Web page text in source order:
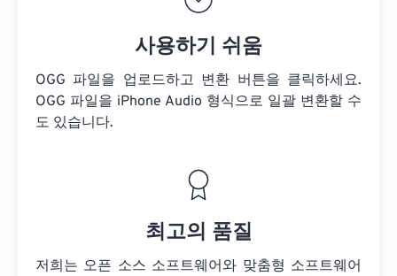
사용하기 쉬움
OGG 파일을 업로드하고 변환 버튼을 클릭하세요.
OGG 파일을 iPhone Audio 형식으로 일괄 변환할 수
도 있습니다.
최고의 품질
저희는 오픈 소스 소프트웨어와 맞춤형 소프트웨어